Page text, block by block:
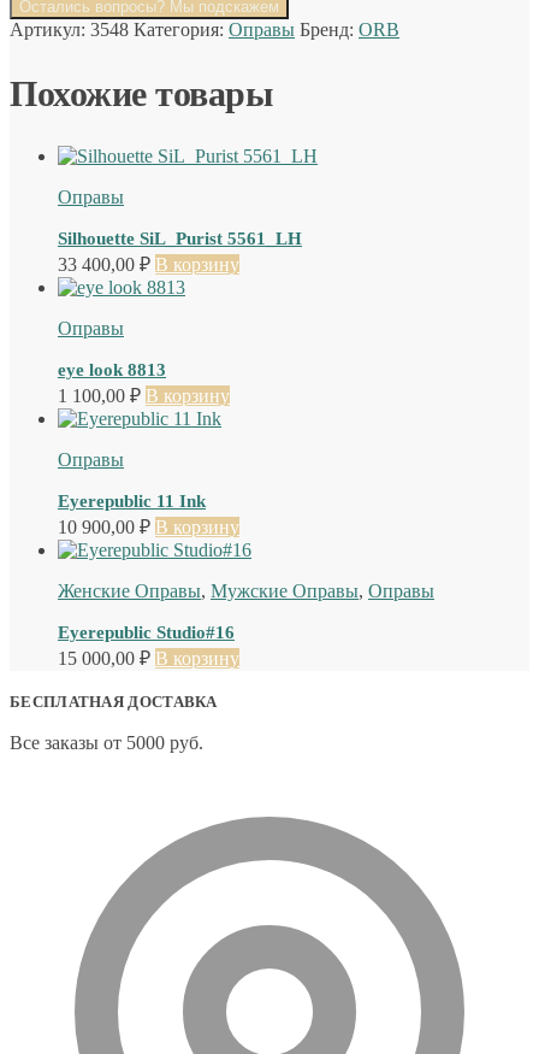
Остались вопросы? Мы подскажем
Артикул: 3548 Категория: Оправы Бренд: ORB
Похожие товары
Оправы
Silhouette SiL_Purist 5561_LH
33 400,00 ₽ В корзину
Оправы
eye look 8813
1 100,00 ₽ В корзину
Оправы
Eyerepublic 11 Ink
10 900,00 ₽ В корзину
Женские Оправы, Мужские Оправы, Оправы
Eyerepublic Studio#16
15 000,00 ₽ В корзину
БЕСПЛАТНАЯ ДОСТАВКА
Все заказы от 5000 руб.